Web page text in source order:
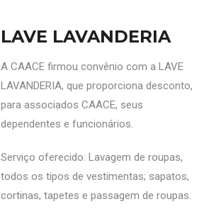
LAVE LAVANDERIA
A CAACE firmou convênio com a LAVE
LAVANDERIA, que proporciona desconto,
para associados CAACE, seus
dependentes e funcionários.
Serviço oferecido: Lavagem de roupas,
todos os tipos de vestimentas; sapatos,
cortinas, tapetes e passagem de roupas.